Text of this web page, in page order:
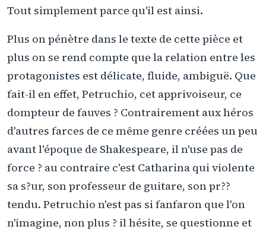
Tout simplement parce qu'il est ainsi.
Plus on pénètre dans le texte de cette pièce et
plus on se rend compte que la relation entre les
protagonistes est délicate, fluide, ambiguë. Que
fait-il en effet, Petruchio, cet apprivoiseur, ce
dompteur de fauves ? Contrairement aux héros
d'autres farces de ce même genre créées un peu
avant l'époque de Shakespeare, il n'use pas de
force ? au contraire c'est Catharina qui violente
sa s?ur, son professeur de guitare, son pr??
tendu. Petruchio n'est pas si fanfaron que l'on
n'imagine, non plus ? il hésite, se questionne et